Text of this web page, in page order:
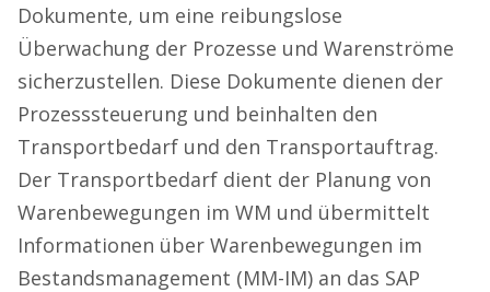
Dokumente, um eine reibungslose
Überwachung der Prozesse und Warenströme
sicherzustellen. Diese Dokumente dienen der
Prozesssteuerung und beinhalten den
Transportbedarf und den Transportauftrag.
Der Transportbedarf dient der Planung von
Warenbewegungen im WM und übermittelt
Informationen über Warenbewegungen im
Bestandsmanagement (MM-IM) an das SAP